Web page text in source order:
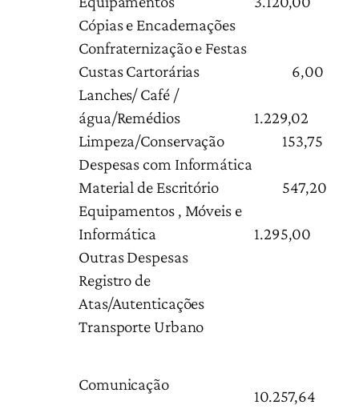
Cópias e Encadernações
Confraternização e Festas
Custas Cartorárias
6,00
Lanches/ Café /
água/Remédios
1.229,02
Limpeza/Conservação
153,75
Despesas com Informática
Material de Escritório
547,20
Equipamentos , Móveis e
Informática
1.295,00
Outras Despesas
Registro de
Atas/Autenticações
Transporte Urbano
Comunicação
10.257,64